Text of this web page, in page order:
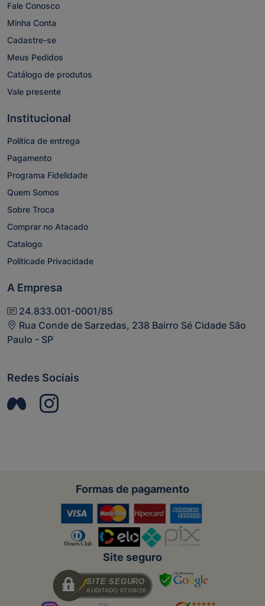
Fale Conosco
Minha Conta
Cadastre-se
Meus Pedidos
Catálogo de produtos
Vale presente
Institucional
Política de entrega
Pagamento
Programa Fidelidade
Quem Somos
Sobre Troca
Comprar no Atacado
Catalogo
Politicade Privacidade
A Empresa
24.833.001-0001/85
Rua Conde de Sarzedas, 238 Bairro Sé Cidade São
Paulo - SP
Redes Sociais
Formas de pagamento
Site seguro
SITE SEGURO
AUDITADO 07/08/26